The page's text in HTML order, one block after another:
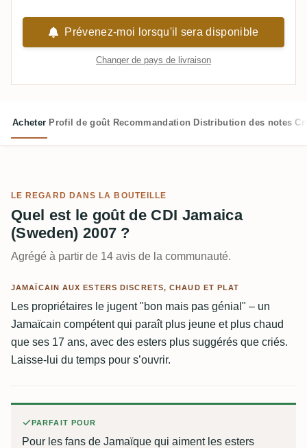
Prévenez-moi lorsqu'il sera disponible
Changer de pays de livraison
Acheter Profil de goût Recommandation Distribution des notes
LE REGARD DANS LA BOUTEILLE
Quel est le goût de CDI Jamaica
(Sweden) 2007 ?
Agrégé à partir de 14 avis de la communauté.
JAMAÏCAIN AUX ESTERS DISCRETS, CHAUD ET PLAT
Les propriétaires le jugent "bon mais pas génial" – un
Jamaïcain compétent qui paraît plus jeune et plus chaud
que ses 17 ans, avec des esters plus suggérés que criés.
Laisse-lui du temps pour s’ouvrir.
PARFAIT POUR
Pour les fans de Jamaïque qui aiment les esters